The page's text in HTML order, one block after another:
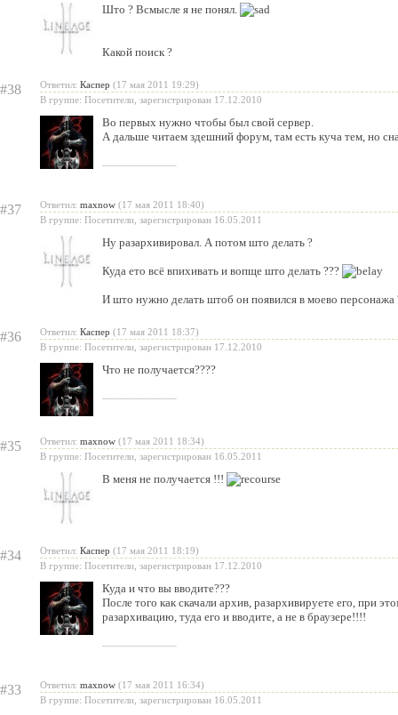
Што ? Всмысле я не понял.
Какой поиск ?
#38 Ответил: Каспер (17 мая 2011 19:29)
В группе: Посетители, зарегистрирован 17.12.2010
Во первых нужно чтобы был свой сервер.
А дальше читаем здешний форум, там есть куча тем, но
#37 Ответил: maxnow (17 мая 2011 18:40)
В группе: Посетители, зарегистрирован 16.05.2011
Ну разархивировал. А потом што делать ?
Куда ето всё впихивать и вопще што делать ???
И што нужно делать штоб он появился в моево персонажа
#36 Ответил: Каспер (17 мая 2011 18:37)
В группе: Посетители, зарегистрирован 17.12.2010
Что не получается????
#35 Ответил: maxnow (17 мая 2011 18:34)
В группе: Посетители, зарегистрирован 16.05.2011
В меня не получается !!!
#34 Ответил: Каспер (17 мая 2011 18:19)
В группе: Посетители, зарегистрирован 17.12.2010
Куда и что вы вводите???
После того как скачали архив, разархивируете его, при
разархивацию, туда его и вводите, а не в браузере!!!!
#33 Ответил: maxnow (17 мая 2011 16:34)
В группе: Посетители, зарегистрирован 16.05.2011